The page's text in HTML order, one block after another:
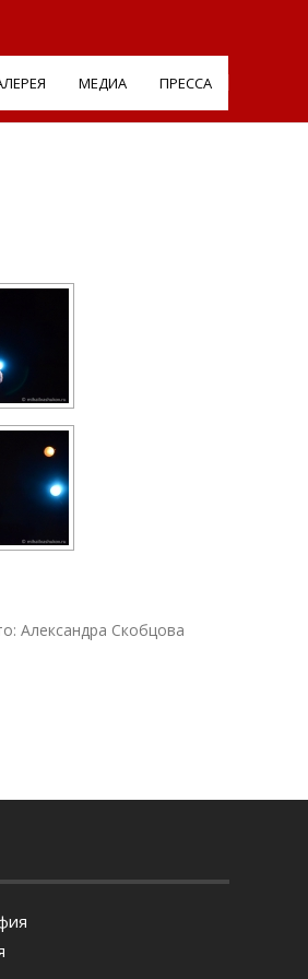
МЕДИА ПРЕССА
Александра Скобцова